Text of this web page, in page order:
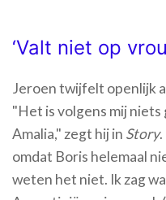
‘Valt niet op
Jeroen twijfelt openlijk
"Het is volgens mij
Amalia," zegt hij in Story
omdat Boris helemaal
weten het niet. Ik zag